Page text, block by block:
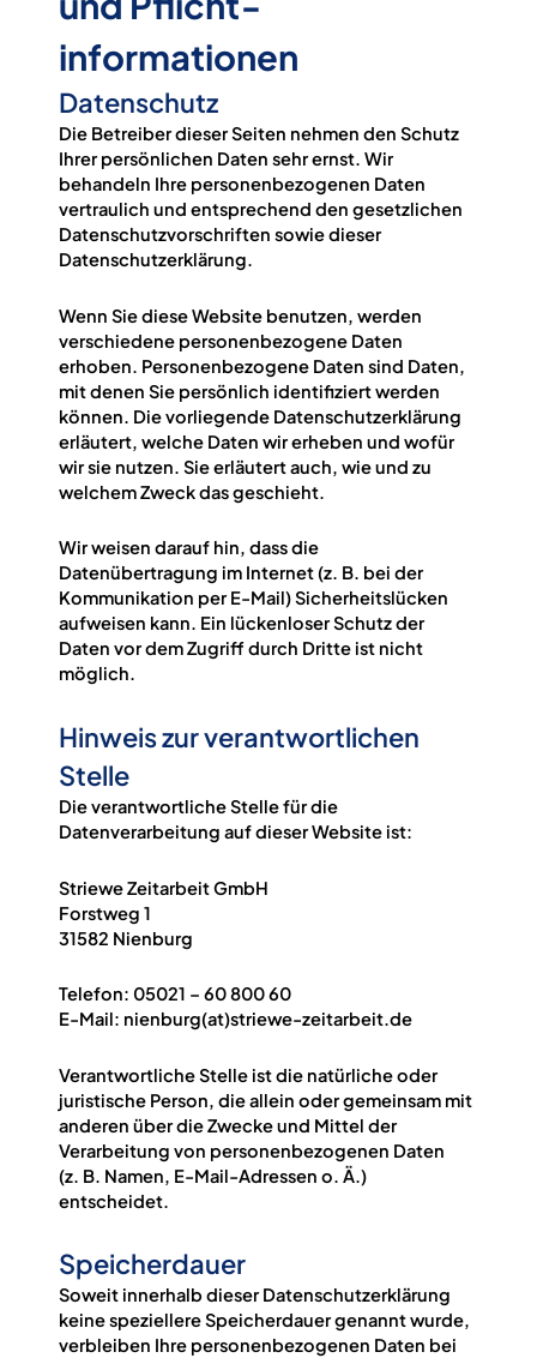
informationen
Datenschutz
Die Betreiber dieser Seiten nehmen den Schutz
Ihrer persönlichen Daten sehr ernst. Wir
behandeln Ihre personenbezogenen Daten
vertraulich und entsprechend den gesetzlichen
Datenschutzvorschriften sowie dieser
Datenschutzerklärung.
Wenn Sie diese Website benutzen, werden
verschiedene personenbezogene Daten
erhoben. Personenbezogene Daten sind Daten,
mit denen Sie persönlich identifiziert werden
können. Die vorliegende Datenschutzerklärung
erläutert, welche Daten wir erheben und wofür
wir sie nutzen. Sie erläutert auch, wie und zu
welchem Zweck das geschieht.
Wir weisen darauf hin, dass die
Datenübertragung im Internet (z. B. bei der
Kommunikation per E-Mail) Sicherheitslücken
aufweisen kann. Ein lückenloser Schutz der
Daten vor dem Zugriff durch Dritte ist nicht
möglich.
Hinweis zur verantwortlichen
Stelle
Die verantwortliche Stelle für die
Datenverarbeitung auf dieser Website ist:
Striewe Zeitarbeit GmbH
Forstweg 1
31582 Nienburg
Telefon: 05021 – 60 800 60
E-Mail: nienburg(at)striewe-zeitarbeit.de
Verantwortliche Stelle ist die natürliche oder
juristische Person, die allein oder gemeinsam mit
anderen über die Zwecke und Mittel der
Verarbeitung von personenbezogenen Daten
(z. B. Namen, E-Mail-Adressen o. Ä.)
entscheidet.
Speicherdauer
Soweit innerhalb dieser Datenschutzerklärung
keine speziellere Speicherdauer genannt wurde,
verbleiben Ihre personenbezogenen Daten bei